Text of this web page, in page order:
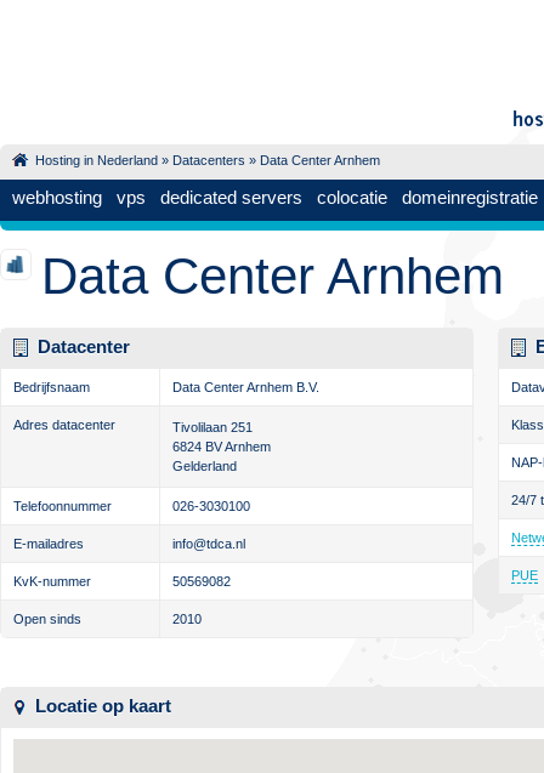
Hosting in Nederland » Datacenters » Data Center Arnhem
webhosting vps dedicated servers colocatie domeinregistratie
Data Center Arnhem
Datacenter
Bedrijfsnaam Data Center Arnhem B.V.
Adres datacenter
Tivolilaan 251
6824 BV Arnhem
Gelderland
Telefoonnummer 026-3030100
E-mailadres info@tdca.nl
KvK-nummer 50569082
Open sinds 2010
24/7
PUE
Locatie op kaart